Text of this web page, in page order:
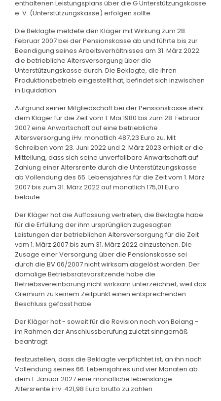
enthaltenen Leistungsplans über die G Unterstützungskasse
e. V. (Unterstützungskasse) erfolgen sollte.
Die Beklagte meldete den Kläger mit Wirkung zum 28.
Februar 2007 bei der Pensionskasse ab und führte bis zur
Beendigung seines Arbeitsverhältnisses am 31. März 2022
die betriebliche Altersversorgung über die
Unterstützungskasse durch. Die Beklagte, die ihren
Produktionsbetrieb eingestellt hat, befindet sich inzwischen
in Liquidation.
Aufgrund seiner Mitgliedschaft bei der Pensionskasse steht
dem Kläger für die Zeit vom 1. Mai 1980 bis zum 28. Februar
2007 eine Anwartschaft auf eine betriebliche
Altersversorgung iHv. monatlich 487,23 Euro zu. Mit
Schreiben vom 23. Juni 2022 und 2. März 2023 erhielt er die
Mitteilung, dass sich seine unverfallbare Anwartschaft auf
Zahlung einer Altersrente durch die Unterstützungskasse
ab Vollendung des 65. Lebensjahres für die Zeit vom 1. März
2007 bis zum 31. März 2022 auf monatlich 175,01 Euro
belaufe.
Der Kläger hat die Auffassung vertreten, die Beklagte habe
für die Erfüllung der ihm ursprünglich zugesagten
Leistungen der betrieblichen Altersversorgung für die Zeit
vom 1. März 2007 bis zum 31. März 2022 einzustehen. Die
Zusage einer Versorgung über die Pensionskasse sei
durch die BV 06/2007 nicht wirksam abgelöst worden. Der
damalige Betriebsratsvorsitzende habe die
Betriebsvereinbarung nicht wirksam unterzeichnet, weil das
Gremium zu keinem Zeitpunkt einen entsprechenden
Beschluss gefasst habe.
Der Kläger hat - soweit für die Revision noch von Belang -
im Rahmen der Anschlussberufung zuletzt sinngemäß
beantragt
festzustellen, dass die Beklagte verpflichtet ist, an ihn nach
Vollendung seines 66. Lebensjahres und vier Monaten ab
dem 1. Januar 2027 eine monatliche lebenslange
Altersrente iHv. 421,98 Euro brutto zu zahlen.